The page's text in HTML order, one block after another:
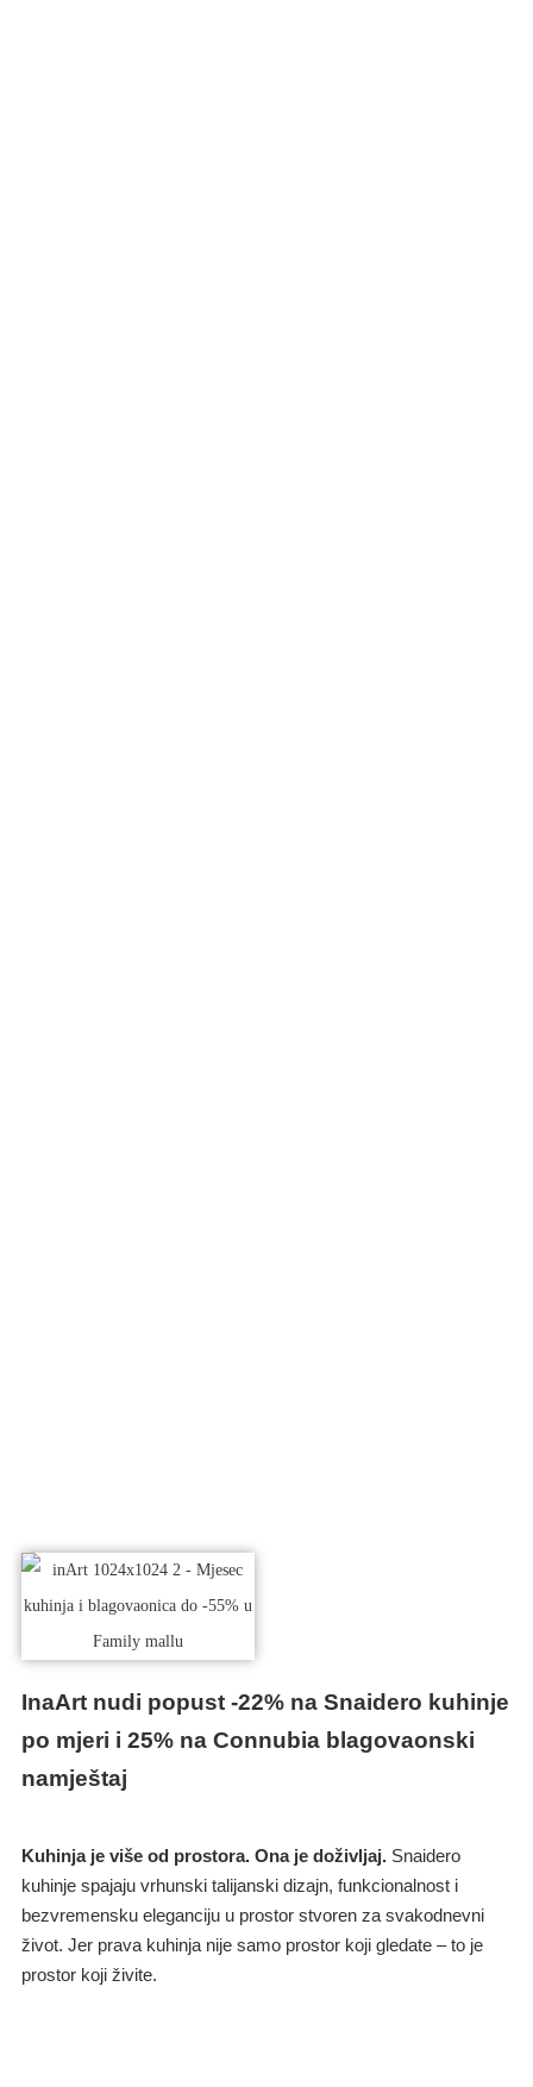
InaArt nudi popust -22% na Snaidero kuhinje
po mjeri i 25% na Connubia blagovaonski
namještaj
Kuhinja je više od prostora. Ona je doživljaj. Snaidero
kuhinje spajaju vrhunski talijanski dizajn, funkcionalnost i
bezvremensku eleganciju u prostor stvoren za svakodnevni
život. Jer prava kuhinja nije samo prostor koji gledate – to je
prostor koji živite.